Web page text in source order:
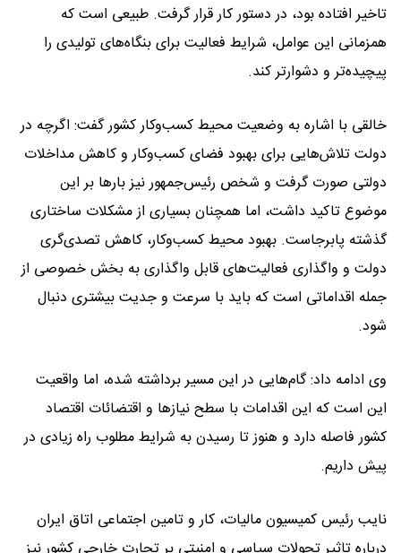
تاخیر افتاده بود، در دستور کار قرار گرفت. طبیعی است که
همزمانی این عوامل، شرایط فعالیت برای بنگاه‌های تولیدی را
پیچیده‌تر و دشوارتر کند.
خالقی با اشاره به وضعیت محیط کسب‌وکار کشور گفت: اگرچه در
دولت تلاش‌هایی برای بهبود فضای کسب‌وکار و کاهش مداخلات
دولتی صورت گرفت و شخص رئیس‌جمهور نیز بارها بر این
موضوع تاکید داشت، اما همچنان بسیاری از مشکلات ساختاری
گذشته پابرجاست. بهبود محیط کسب‌وکار، کاهش تصدی‌گری
دولت و واگذاری فعالیت‌های قابل واگذاری به بخش خصوصی از
جمله اقداماتی است که باید با سرعت و جدیت بیشتری دنبال
شود.
وی ادامه داد: گام‌هایی در این مسیر برداشته شده، اما واقعیت
این است که این اقدامات با سطح نیازها و اقتضائات اقتصاد
کشور فاصله دارد و هنوز تا رسیدن به شرایط مطلوب راه زیادی در
پیش داریم.
نایب رئیس کمیسیون مالیات، کار و تامین اجتماعی اتاق ایران